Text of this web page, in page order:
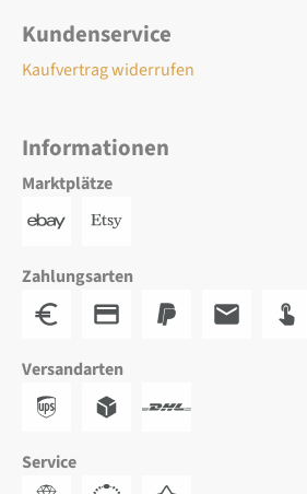
Kundenservice
Kaufvertrag widerrufen
Informationen
Marktplätze
Zahlungsarten
Versandarten
Service